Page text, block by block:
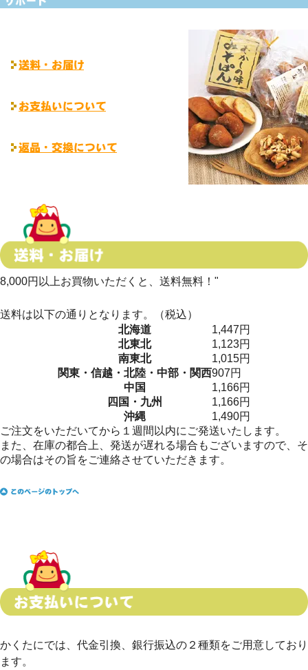
8,000円以上お買物いただくと、送料無料！"
送料は以下の通りとなります。（税込）
北海道
1,447円
北東北
1,123円
南東北
1,015円
関東・信越・北陸・中部・関西907円
中国
1,166円
四国・九州
1,166円
沖縄
1,490円
ご注文をいただいてから １週間以内にご発送いたします。
また、在庫の都合上、発送が遅れる場合もございますので、そ
の場合はその旨をご連絡させていただきます。
かくたにでは、 代金引換、銀行振込の２種類をご用意しており
ます。